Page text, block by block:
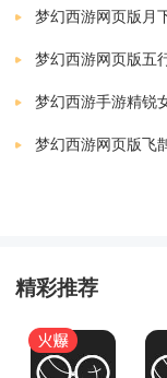
决，赢取酷炫坐
魅力泳装清凉上
- 10年来的风雨
v1.128.0 安卓版
v1.310.0 1.27
梦幻西游无双
梦幻西游3义薄
精彩推荐